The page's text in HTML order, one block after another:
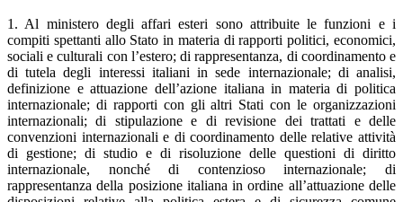
1. Al ministero degli affari esteri sono attribuite le funzioni e i
compiti spettanti allo Stato in materia di rapporti politici, economici,
sociali e culturali con l’estero; di rappresentanza, di coordinamento e
di tutela degli interessi italiani in sede internazionale; di analisi,
definizione e attuazione dell’azione italiana in materia di politica
internazionale; di rapporti con gli altri Stati con le organizzazioni
internazionali; di stipulazione e di revisione dei trattati e delle
convenzioni internazionali e di coordinamento delle relative attività
di gestione; di studio e di risoluzione delle questioni di diritto
internazionale, nonché di contenzioso internazionale; di
rappresentanza della posizione italiana in ordine all’attuazione delle